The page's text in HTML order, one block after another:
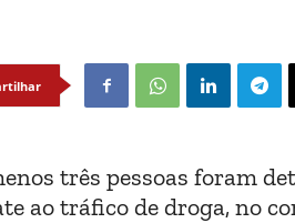
três pessoas foram
ao tráfico de droga, no